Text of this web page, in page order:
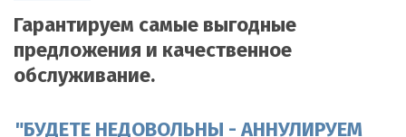
Гарантируем самые выгодные
предложения и качественное
обслуживание.
"БУДЕТЕ НЕДОВОЛЬНЫ - АННУЛИРУЕМ